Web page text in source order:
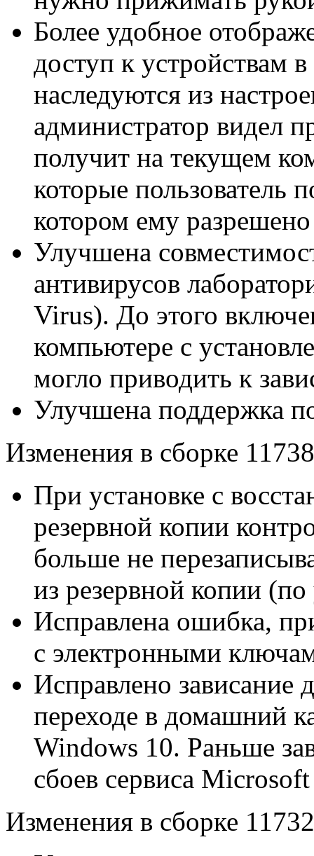
Более удобное
доступ к устройствам
наследуются из
администратор видел
получит на текущем
которые пользователь
котором ему разрешено
Улучшена
антивирусов
Virus). До этого
компьютере с
могло приводить к
Улучшена поддержка
Изменения в сборке
При установке с
резервной копии
больше не
из резервной копии
Исправлена ошибка,
с электронными
Исправлено зависание
переходе в домашний
Windows 10. Раньше
сбоев сервиса
Изменения в сборке